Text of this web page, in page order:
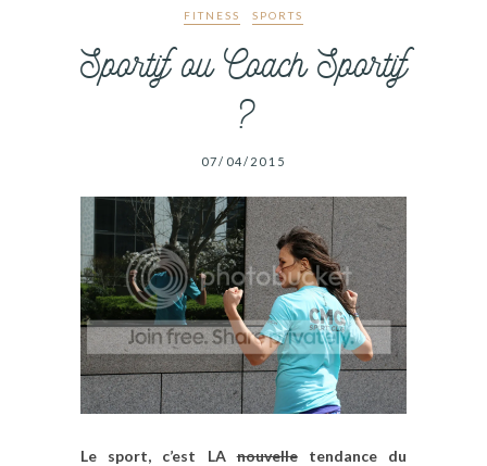
FITNESS SPORTS
Sportif ou Coach Sportif
?
07/04/2015
Le sport, c’est LAnouvelletendance du